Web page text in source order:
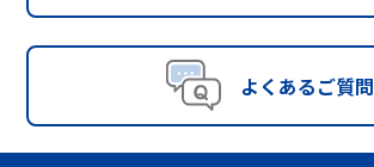
よくあるご質問